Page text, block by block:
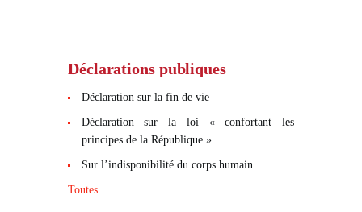
Déclarations publiques
Déclaration sur la fin de vie
Déclaration sur la loi « confortant les
principes de la République »
Sur l’indisponibilité du corps humain
Toutes…